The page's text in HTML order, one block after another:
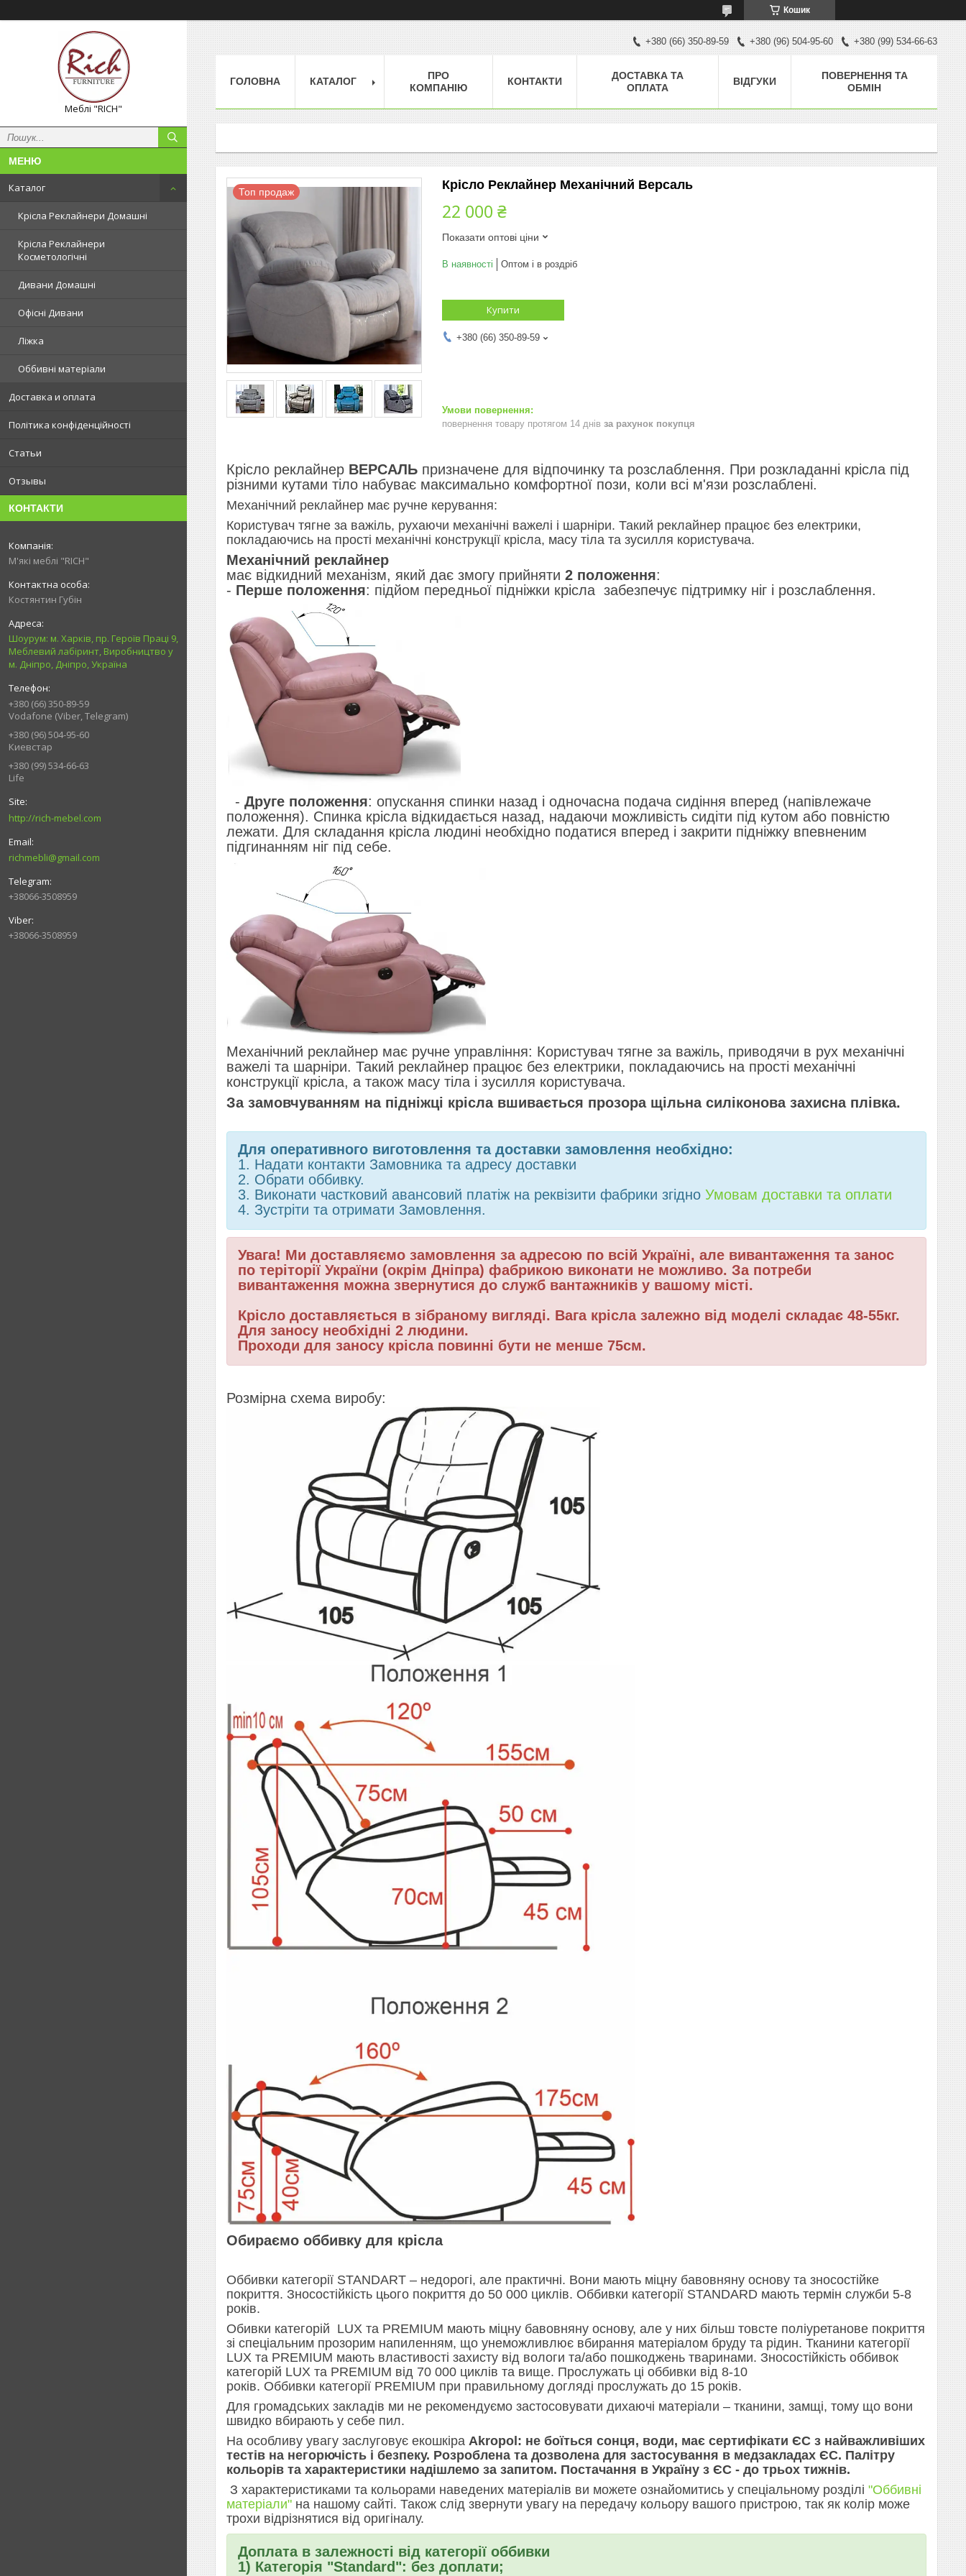
Кошик
Меблі "RICH"
Каталог
Крісла Реклайнери Домашні
Крісла Реклайнери
Косметологічні
Дивани Домашні
Офісні Дивани
Ліжка
Оббивні матеріали
Доставка и оплата
Політика конфіденційності
Статьи
Отзывы
КОНТАКТИ
М'які меблі "RICH"
Костянтин Губін
Шоурум: м. Харків, пр. Героїв Праці 9,
Меблевий лабіринт, Виробництво у
м. Дніпро, Дніпро, Україна
+380 (66) 350-89-59
Vodafone (Viber, Telegram)
+380 (96) 504-95-60
Киевстар
+380 (99) 534-66-63
Life
http://rich-mebel.com
richmebli@gmail.com
+38066-3508959
+38066-3508959
+380 (66) 350-89-59 +380 (96) 504-95-60 +380 (99) 534-66-63
ГОЛОВНА КАТАЛОГ
ПРО
КОМПАНІЮ
КОНТАКТИ
ДОСТАВКА ТА
ОПЛАТА
ВІДГУКИ
ПОВЕРНЕННЯ ТА
ОБМІН
Топ продаж Крісло Реклайнер Механічний Версаль
22 000 ₴
Показати оптові ціни
В наявності Оптом і в роздріб
Купити
+380 (66) 350-89-59
повернення товару протягом 14 днів за рахунок покупця
Крісло реклайнер ВЕРСАЛЬ призначене для відпочинку та розслаблення. При розкладанні крісла під
різними кутами тіло набуває максимально комфортної пози, коли всі м'язи розслаблені.
Механічний реклайнер має ручне керування:
Користувач тягне за важіль, рухаючи механічні важелі і шарніри. Такий реклайнер працює без електрики,
покладаючись на прості механічні конструкції крісла, масу тіла та зусилля користувача.
Механічний реклайнер
має відкидний механізм, який дає змогу прийняти 2 положення:
- Перше положення: підйом передньої підніжки крісла забезпечує підтримку ніг і розслаблення.
- Друге положення: опускання спинки назад і одночасна подача сидіння вперед (напівлежаче
положення). Спинка крісла відкидається назад, надаючи можливість сидіти під кутом або повністю
лежати. Для складання крісла людині необхідно податися вперед і закрити підніжку впевненим
підгинанням ніг під себе.
Механічний реклайнер має ручне управління: Користувач тягне за важіль, приводячи в рух механічні
важелі та шарніри. Такий реклайнер працює без електрики, покладаючись на прості механічні
конструкції крісла, а також масу тіла і зусилля користувача.
За замовчуванням на підніжці крісла вшивається прозора щільна силіконова захисна плівка.
Для оперативного виготовлення та доставки замовлення необхідно:
1. Надати контакти Замовника та адресу доставки
2. Обрати оббивку.
3. Виконати частковий авансовий платіж на реквізити фабрики згідно Умовам доставки та оплати
4. Зустріти та отримати Замовлення.
Увага! Ми доставляємо замовлення за адресою по всій Україні, але вивантаження та занос
по теріторії України (окрім Дніпра) фабрикою виконати не можливо. За потреби
вивантаження можна звернутися до служб вантажників у вашому місті.
Крісло доставляється в зібраному вигляді. Вага крісла залежно від моделі складає 48-55кг.
Для заносу необхідні 2 людини.
Проходи для заносу крісла повинні бути не менше 75см.
Розмірна схема виробу:
Обираємо оббивку для крісла
Оббивки категорії STANDART – недорогі, але практичні. Вони мають міцну бавовняну основу та зносостійке
покриття. Зносостійкість цього покриття до 50 000 циклів. Оббивки категорії STANDARD мають термін служби 5-8
років.
Обивки категорій LUX та PREMIUM мають міцну бавовняну основу, але у них більш товсте поліуретанове покриття
зі спеціальним прозорим напиленням, що унеможливлює вбирання матеріалом бруду та рідин. Тканини категорії
LUX та PREMIUM мають властивості захисту від вологи та/або пошкоджень тваринами. Зносостійкість оббивок
категорій LUX та PREMIUM від 70 000 циклів та вище. Прослужать ці оббивки від 8-10
років. Оббивки категорії PREMIUM при правильному догляді прослужать до 15 років.
Для громадських закладів ми не рекомендуємо застосовувати дихаючі матеріали – тканини, замщі, тому що вони
швидко вбирають у себе пил.
На особливу увагу заслуговує екошкіра Akropol: не боїться сонця, води, має сертифікати ЄС з найважливіших
тестів на негорючість і безпеку. Розроблена та дозволена для застосування в медзакладах ЄС. Палітру
кольорів та характеристики надішлемо за запитом. Постачання в Україну з ЄС - до трьох тижнів.
З характеристиками та кольорами наведених матеріалів ви можете ознайомитись у спеціальному розділі "Оббивні
матеріали" на нашому сайті. Також слід звернути увагу на передачу кольору вашого пристрою, так як колір може
трохи відрізнятися від оригіналу.
Доплата в залежності від категорії оббивки
1) Категорія "Standard": без доплати;